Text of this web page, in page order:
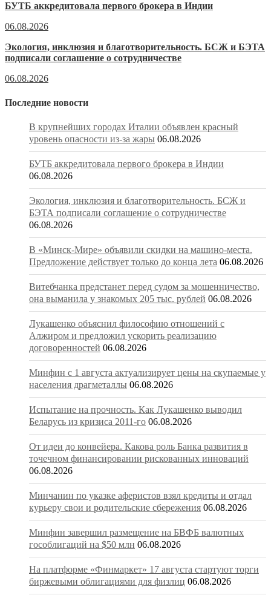
БУТБ аккредитовала первого брокера в Индии
06.08.2026
Экология, инклюзия и благотворительность. БСЖ и БЭТА
подписали соглашение о сотрудничестве
06.08.2026
Последние новости
В крупнейших городах Италии объявлен красный
уровень опасности из-за жары 06.08.2026
БУТБ аккредитовала первого брокера в Индии
06.08.2026
Экология, инклюзия и благотворительность. БСЖ и
БЭТА подписали соглашение о сотрудничестве
06.08.2026
В «Минск-Мире» объявили скидки на машино-места.
Предложение действует только до конца лета 06.08.2026
Витебчанка предстанет перед судом за мошенничество,
она выманила у знакомых 205 тыс. рублей 06.08.2026
Лукашенко объяснил философию отношений с
Алжиром и предложил ускорить реализацию
договоренностей 06.08.2026
Минфин с 1 августа актуализирует цены на скупаемые у
населения драгметаллы 06.08.2026
Испытание на прочность. Как Лукашенко выводил
Беларусь из кризиса 2011-го 06.08.2026
От идеи до конвейера. Какова роль Банка развития в
точечном финансировании рискованных инноваций
06.08.2026
Минчанин по указке аферистов взял кредиты и отдал
курьеру свои и родительские сбережения 06.08.2026
Минфин завершил размещение на БВФБ валютных
гособлигаций на $50 млн 06.08.2026
На платформе «Финмаркет» 17 августа стартуют торги
биржевыми облигациями для физлиц 06.08.2026